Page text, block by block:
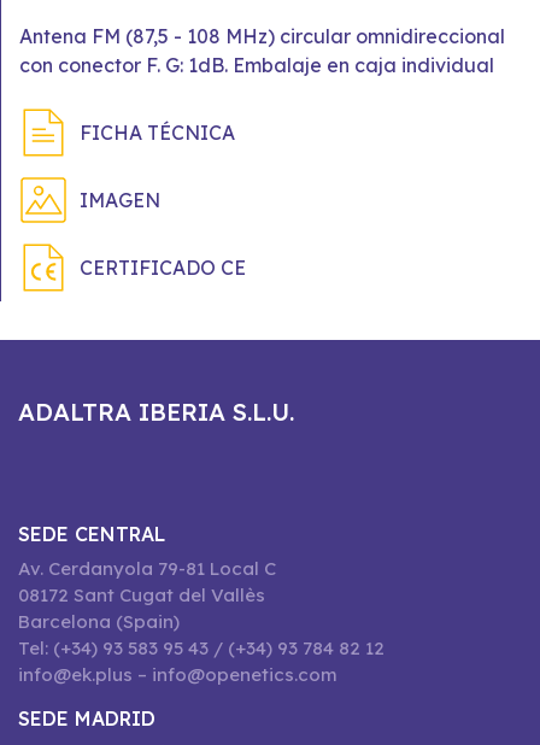
Antena FM (87,5 - 108 MHz) circular omnidireccional
con conector F. G: 1dB. Embalaje en caja individual
FICHA TÉCNICA
IMAGEN
CERTIFICADO CE
ADALTRA IBERIA S.L.U.
SEDE CENTRAL
Av. Cerdanyola 79-81 Local C
08172 Sant Cugat del Vallès
Barcelona (Spain)
Tel: (+34) 93 583 95 43 / (+34) 93 784 82 12
info@ek.plus – info@openetics.com
SEDE MADRID